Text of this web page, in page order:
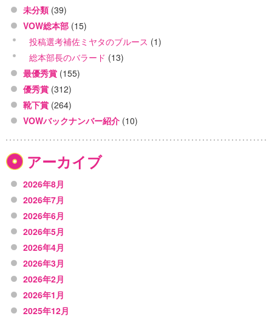
未分類 (39)
VOW総本部 (15)
投稿選考補佐ミヤタのブルース (1)
総本部長のバラード (13)
最優秀賞 (155)
優秀賞 (312)
靴下賞 (264)
VOWバックナンバー紹介 (10)
アーカイブ
2026年8月
2026年7月
2026年6月
2026年5月
2026年4月
2026年3月
2026年2月
2026年1月
2025年12月